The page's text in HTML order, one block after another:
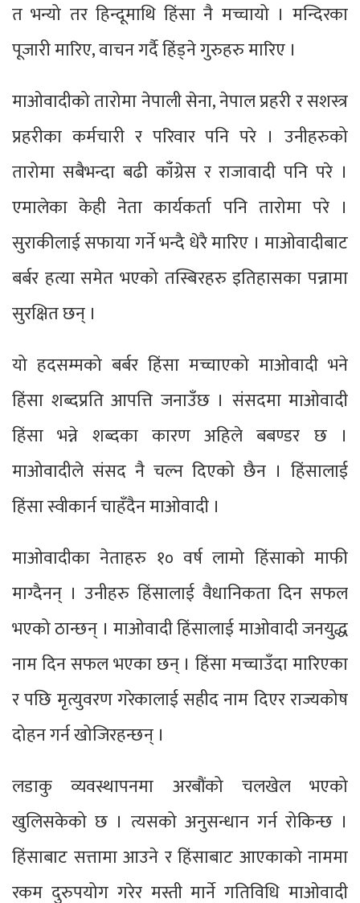
त भन्यो तर हिन्दूमाथि हिंसा नै मच्चायो । मन्दिरका
पूजारी मारिए, वाचन गर्दै हिंड्ने गुरुहरु मारिए ।
माओवादीको तारोमा नेपाली सेना, नेपाल प्रहरी र सशस्त्र
प्रहरीका कर्मचारी र परिवार पनि परे । उनीहरुको
तारोमा सबैभन्दा बढी काँग्रेस र राजावादी पनि परे ।
एमालेका केही नेता कार्यकर्ता पनि तारोमा परे ।
सुराकीलाई सफाया गर्ने भन्दै धेरै मारिए । माओवादीबाट
बर्बर हत्या समेत भएको तस्बिरहरु इतिहासका पन्नामा
सुरक्षित छन् ।
यो हदसम्मको बर्बर हिंसा मच्चाएको माओवादी भने
हिंसा शब्दप्रति आपत्ति जनाउँछ । संसदमा माओवादी
हिंसा भन्ने शब्दका कारण अहिले बबण्डर छ ।
माओवादीले संसद नै चल्न दिएको छैन । हिंसालाई
हिंसा स्वीकार्न चाहँदैन माओवादी ।
माओवादीका नेताहरु १० वर्ष लामो हिंसाको माफी
माग्दैनन् । उनीहरु हिंसालाई वैधानिकता दिन सफल
भएको ठान्छन् । माओवादी हिंसालाई माओवादी जनयुद्ध
नाम दिन सफल भएका छन् । हिंसा मच्चाउँदा मारिएका
र पछि मृत्युवरण गरेकालाई सहीद नाम दिएर राज्यकोष
दोहन गर्न खोजिरहन्छन् ।
लडाकु व्यवस्थापनमा अरबौंको चलखेल भएको
खुलिसकेको छ । त्यसको अनुसन्धान गर्न रोकिन्छ ।
हिंसाबाट सत्तामा आउने र हिंसाबाट आएकाको नाममा
रकम दुरुपयोग गरेर मस्ती मार्ने गतिविधि माओवादी